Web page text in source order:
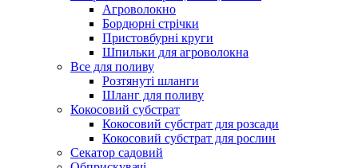
Агроволокно
Бордюрні стрічки
Пристовбурні круги
Шпильки для агроволокна
Все для поливу
Розтянуті шланги
Шланг для поливу
Кокосовий субстрат
Кокосовий субстрат для розсади
Кокосовий субстрат для рослин
Секатор садовий